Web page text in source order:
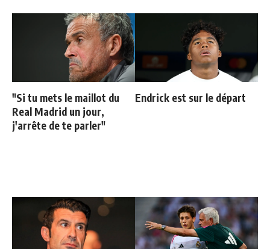
"Si tu mets le maillot du
Real Madrid un jour,
j'arrête de te parler"
Endrick est sur le départ